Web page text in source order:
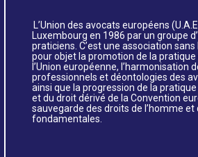
L’Union des avocats européens
Luxembourg en 1986 par un groupe
praticiens. C’est une association
pour objet la promotion de la pratique
l’Union européenne, l’harmonisation
professionnels et déontologies des
ainsi que la progression de la
et du droit dérivé de la Convention
sauvegarde des droits de l’homme et
fondamentales.